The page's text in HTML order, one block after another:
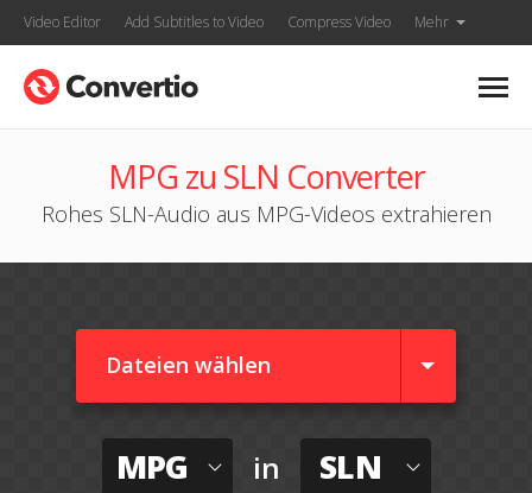
Video Editor Add Subtitles to Video Compress Video Mehr
MPG zu SLN Converter
Rohes SLN-Audio aus MPG-Videos extrahieren
Dateien wählen
MPG in SLN